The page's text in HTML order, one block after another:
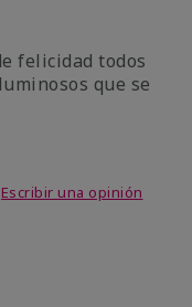
felicidad todos
que se
Escribir una opinión